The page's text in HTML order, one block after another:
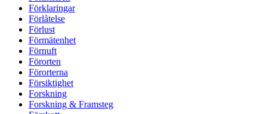
Förklaringar
Förlåtelse
Förlust
Förmätenhet
Förnuft
Förorten
Förorterna
Försiktighet
Forskning
Forskning & Framsteg